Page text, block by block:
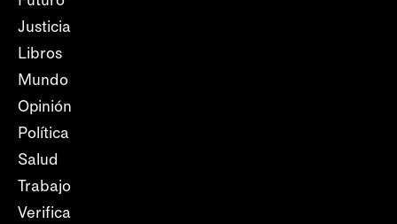
Justicia
Libros
Mundo
Opinión
Política
Salud
Trabajo
Verifica